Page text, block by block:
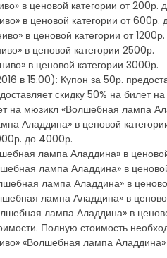
в ценовой категории от 200р.
в ценовой категории от 600р.
в ценовой категории от
в ценовой категории 2500р.
в ценовой категории 3000р.
в 15.00): Купон за 50р.
скидку 50% на билет
на мюзикл «Волшебная лампа
Аладдина» в ценовой
до 4000р.
лампа Аладдина» в
лампа Аладдина» в
лампа Аладдина» в
лампа Аладдина» в
лампа Аладдина» в
Полную стоимость
«Волшебная лампа Аладдина»